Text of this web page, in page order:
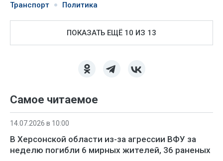
Транспорт Политика
ПОКАЗАТЬ ЕЩЁ 10 ИЗ 13
Самое читаемое
14.07.2026 в 10:00
В Херсонской области из-за агрессии ВФУ за
неделю погибли 6 мирных жителей, 36 раненых